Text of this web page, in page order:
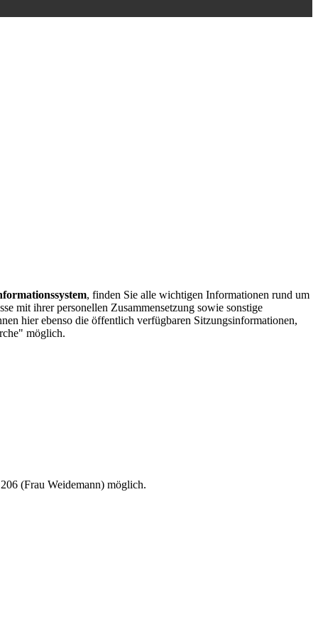
, finden Sie alle wichtigen Informationen rund um
mit ihrer personellen Zusammensetzung sowie sonstige
hier ebenso die öffentlich verfügbaren Sitzungsinformationen,
möglich.
(Frau Weidemann) möglich.